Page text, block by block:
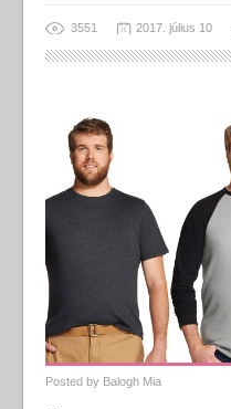
3551 2017. július 10
Posted by Balogh Mia